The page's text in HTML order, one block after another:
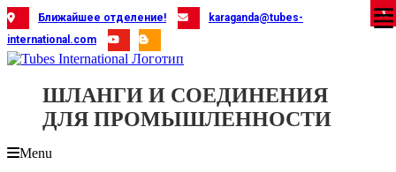
Skip
to
content
Ближайшее отделение!
karaganda@tubes-
international.com
ШЛАНГИ И СОЕДИНЕНИЯ
ДЛЯ ПРОМЫШЛЕННОСТИ
Menu
X
X
X
X
X
X
X
X
X
X
X
X
X
X
X
X
X
X
X